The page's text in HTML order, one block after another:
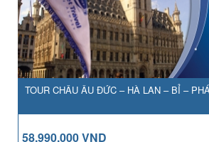
TOUR CHÂU ÂU ĐỨC – HÀ LAN – BỈ –
58,990,000 VND